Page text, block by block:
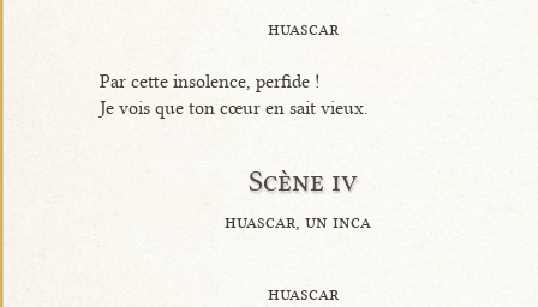
huascar
Par cette insolence, perfide !
Je vois que ton cœur en sait vieux.
Scène iv
huascar, un inca
huascar